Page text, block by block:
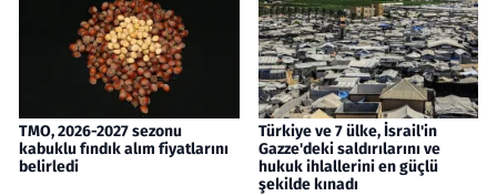
TMO, 2026-2027 sezonu
kabuklu fındık alım fiyatlarını
belirledi
Türkiye ve 7 ülke, İsrail'in
Gazze'deki saldırılarını ve
hukuk ihlallerini en güçlü
şekilde kınadı